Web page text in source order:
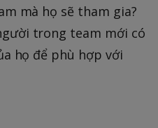
mà họ sẽ tham gia?
trong team mới có
họ để phù hợp với